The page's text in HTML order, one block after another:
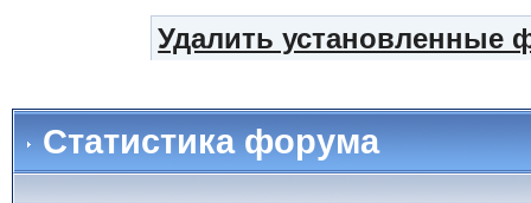
Удалить установленные
Статистика форума